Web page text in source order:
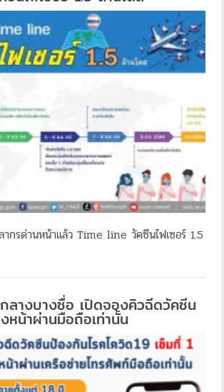
ากรด่านหน้าแล้ว Time line วัคซีนไฟเซอร์ 1.5
ลางบางซื่อ เปิดจองคิวฉีดวัคซีน
หน้าผ่านมือถือเท่านั้น